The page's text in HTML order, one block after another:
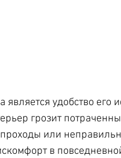
удобство его
грозит
или
в